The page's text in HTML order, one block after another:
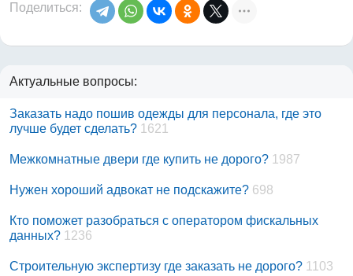
Поделиться:
Актуальные вопросы:
Заказать надо пошив одежды для персонала, где это
лучше будет сделать? 1621
Межкомнатные двери где купить не дорого? 1987
Нужен хороший адвокат не подскажите? 698
Кто поможет разобраться с оператором фискальных
данных? 1236
Строительную экспертизу где заказать не дорого? 1103